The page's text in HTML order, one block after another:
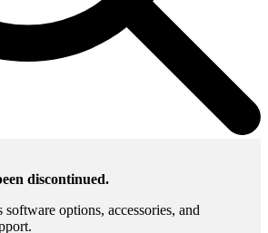
discontinued.
options, accessories, and